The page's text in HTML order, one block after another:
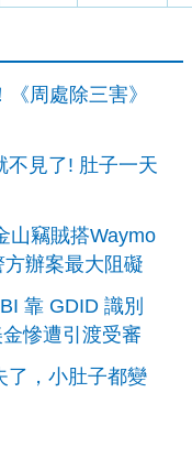
周處除三害》
不見了! 肚子一天
山竊賊搭Waymo
辦案最大阻礙
靠 GDID 識別
慘遭引渡受審
了，小肚子都變